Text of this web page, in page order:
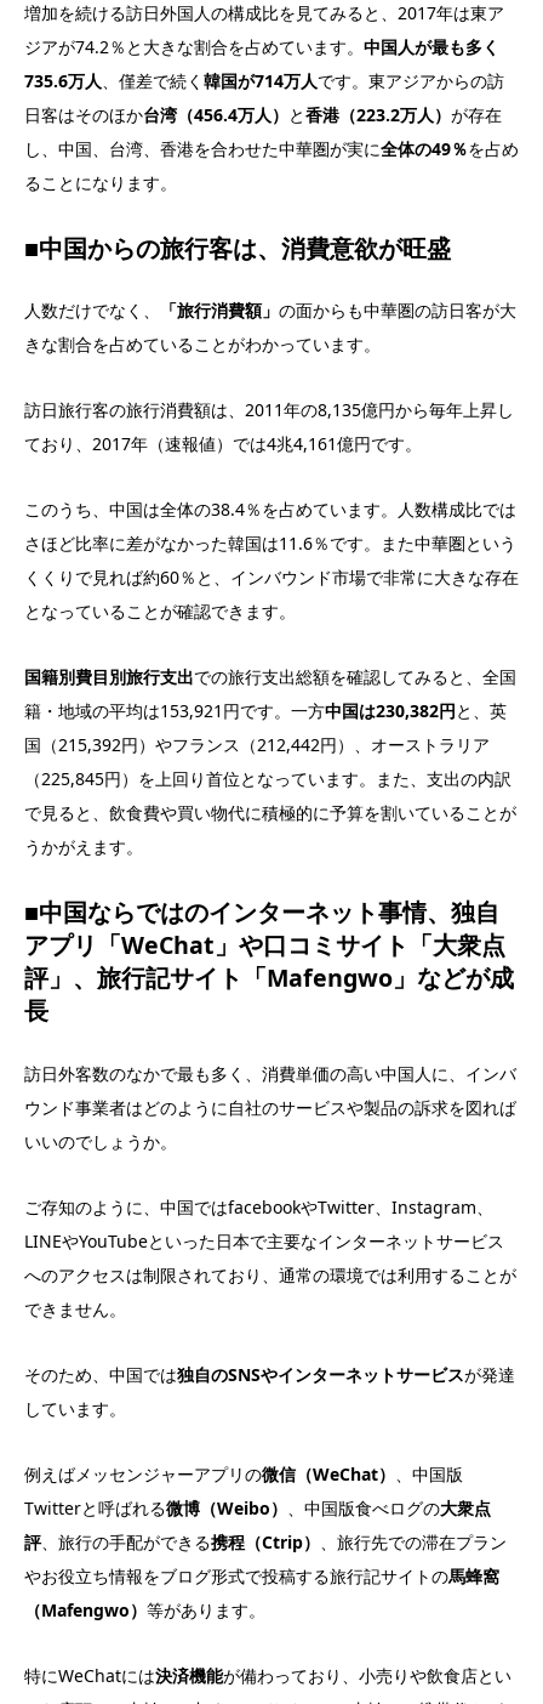
増加を続ける訪日外国人の構成比を見てみると、2017年は東ア
ジアが74.2％と大きな割合を占めています。 中国人が最も多く
735.6万人、僅差で続く 韓国が714万人です。東アジアからの訪
日客はそのほか台湾（456.4万人） と香港（223.2万人） が存在
し、中国、台湾、香港を合わせた中華圏が実に全体の49％を占め
ることになります。
■中国からの旅行客は、消費意欲が旺盛
人数だけでなく、 「旅行消費額」 の面からも中華圏の訪日客が大
きな割合を占めていることがわかっています。
訪日旅行客の旅行消費額は、2011年の8,135億円から毎年上昇し
ており、2017年（速報値）では4兆4,161億円です。
このうち、中国は全体の38.4％を占めています。人数構成比では
さほど比率に差がなかった韓国は11.6％です。また中華圏という
くくりで見れば約60％と、インバウンド市場で非常に大きな存在
となっていることが確認できます。
国籍別費目別旅行支出での旅行支出総額を確認してみると、全国
籍・地域の平均は153,921円です。一方中国は230,382円と、英
国（215,392円）やフランス（212,442円）、オーストラリア
（225,845円）を上回り首位となっています。また、支出の内訳
で見ると、飲食費や買い物代に積極的に予算を割いていることが
うかがえます。
■中国ならではのインターネット事情、独自
アプリ「WeChat」や口コミサイト「大衆点
評」、旅行記サイト「Mafengwo」などが成
長
訪日外客数のなかで最も多く、消費単価の高い中国人に、インバ
ウンド事業者はどのように自社のサービスや製品の訴求を図れば
いいのでしょうか。
ご存知のように、中国ではfacebookやTwitter、Instagram、
LINEやYouTubeといった日本で主要なインターネットサービス
へのアクセスは制限されており、通常の環境では利用することが
できません。
そのため、中国では独自のSNSやインターネットサービスが発達
しています。
例えばメッセンジャーアプリの微信（WeChat）
、中国版
Twitterと呼ばれる微博（Weibo） 、中国版食べログの大衆点
評、旅行の手配ができる携程（Ctrip）
、旅行先での滞在プラン
やお役立ち情報をブログ形式で投稿する旅行記サイトの馬蜂窩
（Mafengwo） 等があります。
特にWeChatには決済機能が備わっており、小売りや飲食店とい